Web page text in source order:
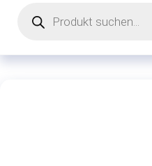
search